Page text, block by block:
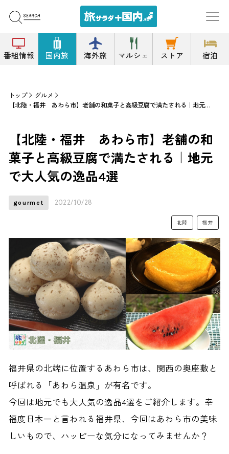
番組情報 国内旅 海外旅 マルシェ ストア 宿泊
トップ
グルメ
【北陸・福井 あわら市】老舗の和菓子と高級豆腐で満たされる｜地元で大人気の逸品4選
【北陸・福井 あわら市】老舗の和
菓子と高級豆腐で満たされる｜地元
で大人気の逸品4選
gourmet 2022/10/28
北陸 福井
福井県の北端に位置するあわら市は、関西の奥座敷と
呼ばれる「あわら温泉」が有名です。
今回は地元でも大人気の逸品4選をご紹介します。幸
福度日本一と言われる福井県、今回はあわら市の美味
しいもので、ハッピーな気分になってみませんか？